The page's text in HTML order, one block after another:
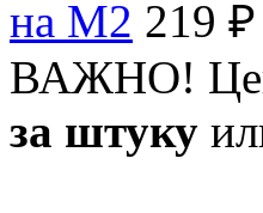
на M2 219 ₽
ВАЖНО!
за штуку